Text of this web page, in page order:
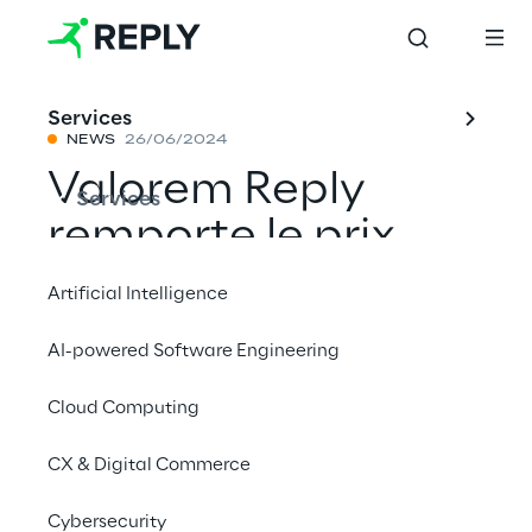
Services
Services
Artificial Intelligence
AI-powered Software Engineering
Cloud Computing
CX & Digital Commerce
Cybersecurity
NEWS 26/06/2024
Valorem Reply
remporte le prix
Nonprofit 2024
Microsoft Partner
Partager avec un ami